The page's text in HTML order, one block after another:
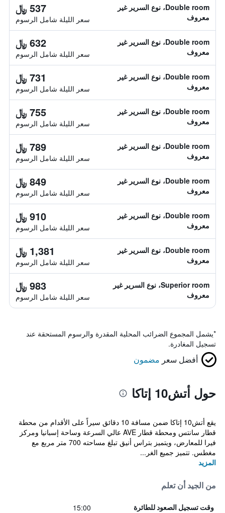
Double room، نوع السرير غير
معروف
537 ﷼
سعر الليلة شامل الرسوم
Double room، نوع السرير غير
معروف
632 ﷼
سعر الليلة شامل الرسوم
Double room، نوع السرير غير
معروف
731 ﷼
سعر الليلة شامل الرسوم
Double room، نوع السرير غير
معروف
755 ﷼
سعر الليلة شامل الرسوم
Double room، نوع السرير غير
معروف
789 ﷼
سعر الليلة شامل الرسوم
Double room، نوع السرير غير
معروف
849 ﷼
سعر الليلة شامل الرسوم
Double room، نوع السرير غير
معروف
910 ﷼
سعر الليلة شامل الرسوم
Double room، نوع السرير غير
معروف
1,381 ﷼
سعر الليلة شامل الرسوم
Superior room، نوع السرير غير
معروف
983 ﷼
سعر الليلة شامل الرسوم
*يشمل المجموع الضرائب المحلية المقدرة والرسوم المستحقة عند
تسجيل المغادرة.
أفضل سعر مضمون
حول أتش10 إتاكا
يقع أتش10 إتاكا ضمن مسافة 10 دقائق سيراً على الأقدام من محطة
قطار سانتس ومحطة قطار AVE عالي السرعة وساحة إسبانيا ومركز
فيرا للمعارض، ويتميز بتراس أنيق تبلغ مساحته 700 متر مربع مع
مغطس. تتميز جميع الغر...
المزيد
من الجيد أن تعلم
وقت تسجيل الصعود للطائرة 15:00